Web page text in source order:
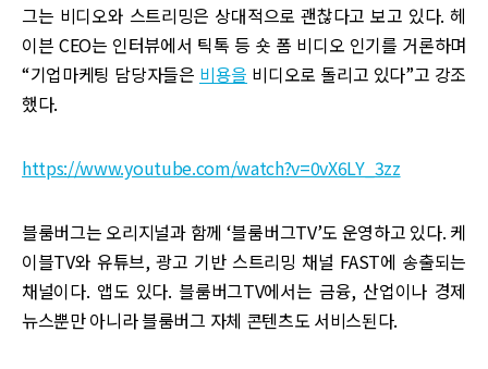
그는 비디오와 스트리밍은 상대적으로 괜찮다고 보고 있다. 헤
이븐 CEO는 인터뷰에서 틱톡 등 숏 폼 비디오 인기를 거론하며
“기업마케팅 담당자들은 비용을 비디오로 돌리고 있다”고 강조
했다.
https://www.youtube.com/watch?v=0vX6LY_3zz
블룸버그는 오리지널과 함께 ‘블룸버그TV’도 운영하고 있다. 케
이블TV와 유튜브, 광고 기반 스트리밍 채널 FAST에 송출되는
채널이다. 앱도 있다. 블룸버그TV에서는 금융, 산업이나 경제
뉴스뿐만 아니라 블룸버그 자체 콘텐츠도 서비스된다.